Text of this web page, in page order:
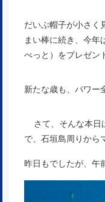
だいぶ帽子が小さく
まい棒に続き、今年
ぺっと）をプレゼン
新たな歳も、パワー
さて、そんな本日
で、石垣島周りから
昨日もでしたが、午